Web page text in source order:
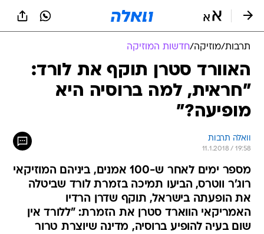
תרבות/מוזיקה/חדשות המוזיקה
האוורד סטרן תוקף את לורד:
"חראית, למה ברוסיה היא
מופיעה?"
וואלה תרבות
11.1.2018 / 19:58
מספר ימים לאחר ש-100 אמנים, ביניהם המוזיקאי
רוג'ר ווטרס, הביעו תמיכה בזמרת לורד שביטלה
את הופעתה בישראל, תוקף שדרן הרדיו
האמריקאי הווארד סטרן את הזמרת: "ללורד אין
שום בעיה להופיע ברוסיה, מדינה שיוצרת טרור